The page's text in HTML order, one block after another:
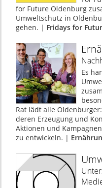
for Future Oldenburg
Umweltschutz in
gehen. | Fridays for
Es
Rat lädt alle
deren Erzeugung und
Aktionen und
zu entwickeln. |